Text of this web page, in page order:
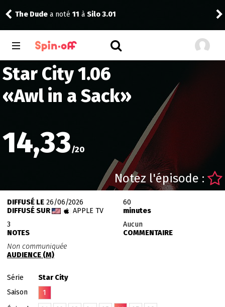
The Dude a noté 11 à Silo 3.01
Star City 1.06
«Awl in a Sack»
14,33/20
Notez l'épisode :
DIFFUSÉ LE26/06/2026
DIFFUSÉ SUR
APPLE TV
60
minutes
3
NOTES
Aucun
COMMENTAIRE
Non communiquée
AUDIENCE (M)
Série
Star City
Saison
1